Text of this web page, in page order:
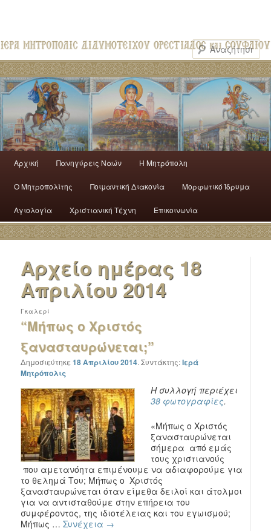
Αρχική Πανηγύρεις Ναών H Mητρόπολη
Ο Mητροπολίτης Ποιμαντική Διακονία Μορφωτικό Ίδρυμα
Αγιολογία Χριστιανική Τέχνη Επικοινωνία
Αρχείο ημέρας 18
Απριλίου 2014
“Μήπως ο Χριστός
ξανασταυρώνεται;”
Γκαλερί
Δημοσιεύτηκε18 Απριλίου 2014.Συντάκτης:Ιερά
Μητρόπολις
Η συλλογή περιέχει
38 φωτογραφίες.
«Μήπως ο Χριστός
ξανασταυρώνεται
σήμερα από εμάς
τους χριστιανούς
που αμετανόητα επιμένουμε να αδιαφορούμε για
το θελημά Του; Μήπως ο Χριστός
ξανασταυρώνεται όταν είμεθα δειλοί και άτολμοι
για να αντισταθούμε στην επήρεια του
συμφέροντος, της ιδιοτέλειας και του εγωισμού;
Μήπως …Συνέχεια →